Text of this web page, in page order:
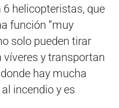
helicopteristas, que
función “muy
solo pueden tirar
víveres y transportan
hay mucha
incendio y es